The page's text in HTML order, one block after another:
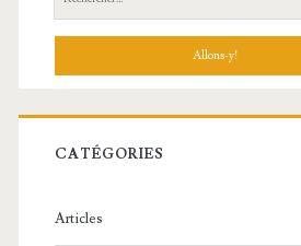
e
h
r
c
:
CATÉGORIES
Articles